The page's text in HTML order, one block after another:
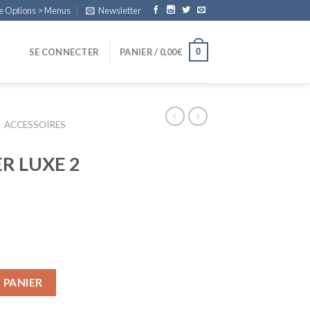
Options > Menus Newsletter
SE CONNECTER PANIER / 0,00€ 0
ACCESSOIRES
LUXE 2